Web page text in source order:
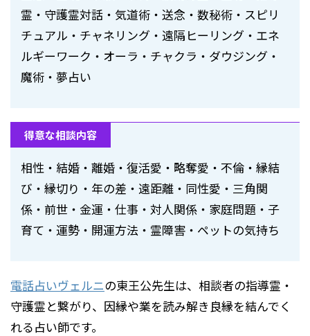
霊・守護霊対話・気道術・送念・数秘術・スピリ
チュアル・チャネリング・遠隔ヒーリング・エネ
ルギーワーク・オーラ・チャクラ・ダウジング・
魔術・夢占い
得意な相談内容
相性・結婚・離婚・復活愛・略奪愛・不倫・縁結
び・縁切り・年の差・遠距離・同性愛・三角関
係・前世・金運・仕事・対人関係・家庭問題・子
育て・運勢・開運方法・霊障害・ペットの気持ち
電話占いヴェルニの東王公先生は、相談者の指導霊・
守護霊と繋がり、因縁や業を読み解き良縁を結んでく
れる占い師です。